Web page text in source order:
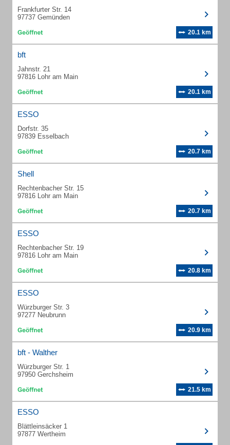
Frankfurter Str. 14
97737 Gemünden
20.1 km
bft
Jahnstr. 21
97816 Lohr am Main
20.1 km
ESSO
Dorfstr. 35
97839 Esselbach
20.7 km
Shell
Rechtenbacher Str. 15
97816 Lohr am Main
20.7 km
ESSO
Rechtenbacher Str. 19
97816 Lohr am Main
20.8 km
ESSO
Würzburger Str. 3
97277 Neubrunn
20.9 km
bft - Walther
Würzburger Str. 1
97950 Gerchsheim
21.5 km
ESSO
Blättleinsäcker 1
97877 Wertheim